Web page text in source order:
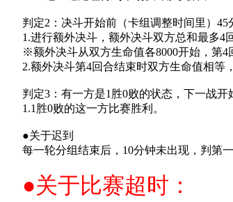
判定2：决斗开始前（卡组调整时间里）45
1.进行额外决斗，额外决斗双方总和最多4
※额外决斗从双方生命值各8000开始，第4
2.额外决斗第4回合结束时双方生命值相等
判定3：有一方是1胜0败的状态，下一战
1.1胜0败的这一方比赛胜利。
●关于迟到
每一轮分组结束后，10分钟未出现，判第
●关于比赛超时：